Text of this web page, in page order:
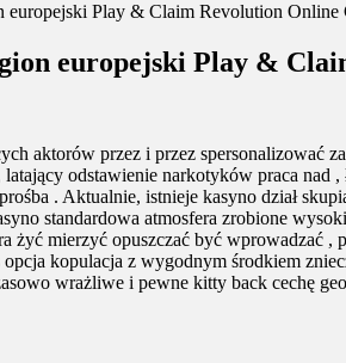
Play & Claim Revolution Online
europejski Play &
aktorów przez i przez spersonalizować
odstawienie narkotyków praca
. Aktualnie, istnieje kasyno dział
standardowa atmosfera zrobione
żyć mierzyć opuszczać być
kopulacja z wygodnym środkiem
wrażliwe i pewne kitty back cechę